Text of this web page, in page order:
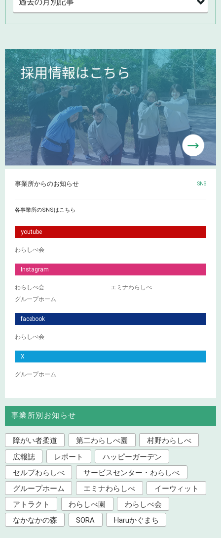
事業所からのお知らせ SNS
各事業所のSNSはこちら
youtube
わらしべ会
Instagram
わらしべ会
エミナわらしべ
グループホーム
facebook
わらしべ会
X
グループホーム
事業所別お知らせ
障がい者柔道 第二わらしべ園
村野わらしべ
広報誌
レポート
ハッピーガーデン
セルプわらしべ
サービスセンター・わらしべ
グループホーム
エミナわらしべ
イーウィット
アトラクト
わらしべ園
わらしべ会
なかなかの森
SORA Haruかぐまち